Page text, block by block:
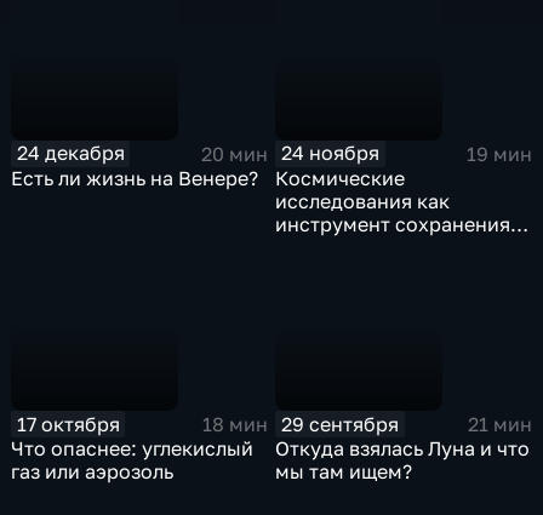
24 декабря
20 мин
Есть ли жизнь на Венере?
24 ноября
19 мин
Космические
исследования как
инструмент сохранения
17 октября
18 мин
Что опаснее: углекислый
газ или аэрозоль
29 сентября
21 мин
Откуда взялась Луна и что
мы там ищем?